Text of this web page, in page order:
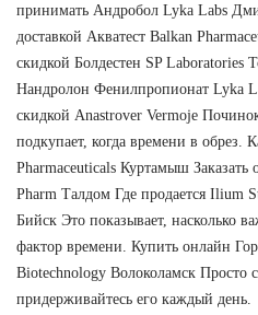
принимать Андробол Lyka Labs
доставкой Акватест Balkan
скидкой Болдестен SP Laboratories
Нандролон Фенилпропионат Lyka
скидкой Anastrover Vermoje
подкупает, когда времени в обрез.
Pharmaceuticals Куртамыш
Pharm Талдом Где продается Ilium
Бийск Это показывает, насколько
фактор времени. Купить онлайн
Biotechnology Волоколамск Просто
придерживайтесь его каждый день.